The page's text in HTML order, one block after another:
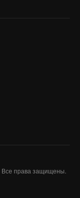
Все права защищены.